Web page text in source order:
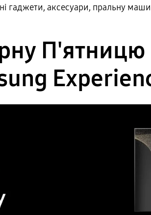
гаджети, аксесуари, пральну
П'ятницю